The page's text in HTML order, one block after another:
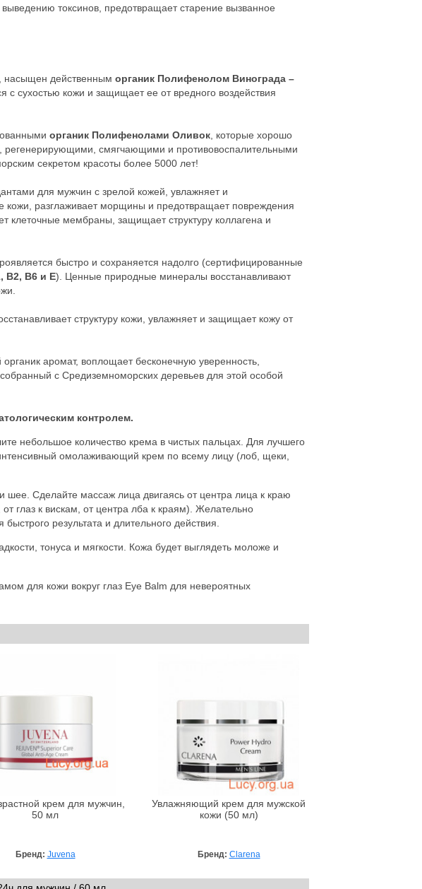
токсинов, предотвращает старение вызванное
действенным органик Полифенолом Винограда –
с сухостью кожи и защищает ее от вредного воздействия
органик Полифенолами Оливок , которые хорошо
смягчающими и противовоспалительными
секретом красоты более 5000 лет!
для мужчин с зрелой кожей, увлажняет и
кожи, разглаживает морщины и предотвращает повреждения
клеточные мембраны, защищает структуру коллагена и
быстро и сохраняется надолго (сертифицированные
В2, В6 и Е). Ценные природные минералы восстанавливают
структуру кожи, увлажняет и защищает кожу от
аромат, воплощает бесконечную уверенность,
с Средиземноморских деревьев для этой особой
контролем.
небольшое количество крема в чистых пальцах. Для лучшего
омолаживающий крем по всему лицу (лоб, щеки,
шее. Сделайте массаж лица двигаясь от центра лица к краю
глаз к вискам, от центра лба к краям). Желательно
результата и длительного действия.
тонуса и мягкости. Кожа будет выглядеть моложе и
для кожи вокруг глаз Eye Balm для невероятных
крем для мужчин,
50 мл
Бренд: Juvena
Увлажняющий крем для мужской
кожи (50 мл)
Бренд: Clarena